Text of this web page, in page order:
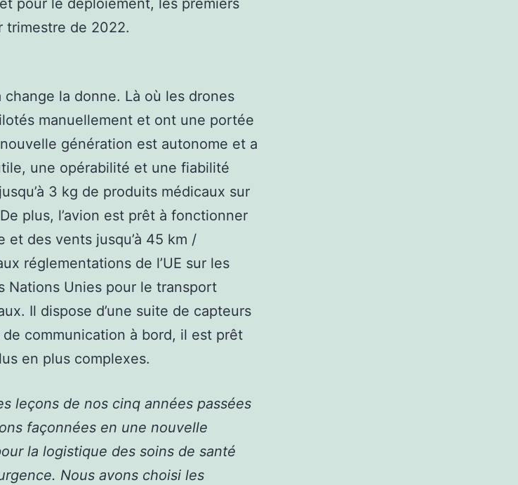
pour le déploiement, les premiers
trimestre de 2022.
la donne. Là où les drones
manuellement et ont une portée
génération est autonome et a
une opérabilité et une fiabilité
3 kg de produits médicaux sur
plus, l’avion est prêt à fonctionner
et des vents jusqu’à 45 km /
réglementations de l’UE sur les
Nations Unies pour le transport
Il dispose d’une suite de capteurs
communication à bord, il est prêt
en plus complexes.
leçons de nos cinq années passées
façonnées en une nouvelle
la logistique des soins de santé
Nous avons choisi les